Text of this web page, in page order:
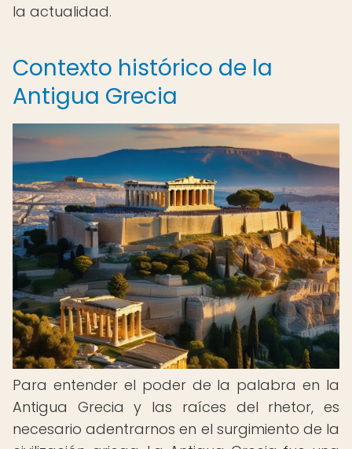
la actualidad.
Contexto histórico de la
Antigua Grecia
Para entender el poder de la palabra en la
Antigua Grecia y las raíces del rhetor, es
necesario adentrarnos en el surgimiento de la